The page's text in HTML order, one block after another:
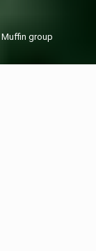
Muffin group